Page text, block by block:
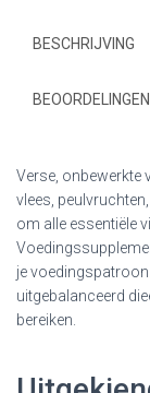
BESCHRIJVING
Verse, onbewerkte
vlees,
om alle essentiële
je
uitgebalanceerd
bereiken.